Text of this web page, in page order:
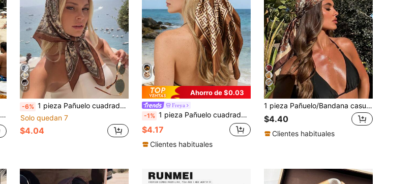
17
-6% 1 pieza Pañuelo cuadrado de seda sintética de 70x70cm con estampado de flor de anacardo en tono marrón vintage, estilo de lujo francés, versátil para mujer en todas las estaciones, se puede usar como pañuelo para el cuello, diadema, envoltura para la cabeza o decoración de correa de bolso, adecuado para ir al trabajo, reuniones casuales, combinar con camisas y trajes
Solo quedan 7
$4.04
Ahorro de $0.03
Freya
-1% 1 pieza Pañuelo cuadrado de seda con estampado floral geométrico color caqui para mujer, para usar como pañuelo para la cabeza, diadema, playa, festival de música, verano, vacaciones
$4.17
Clientes habituales
18
1 pieza Pañuelo/Bandana casual vintage con estampado de cachemira para mujer, accesorio para el cabello bohemio de primavera/verano, textura de satén sedoso, adecuado para estilizar gafas de sol diarias, vacaciones, fiesta en la playa, temporada de regreso a la escuela, regalo para ella
$4.40
Clientes habituales